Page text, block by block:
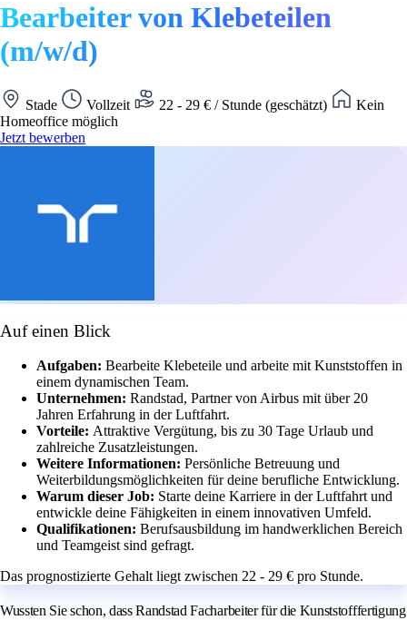
Bearbeiter von Klebeteilen
(m/w/d)
Stade Vollzeit 22 - 29 € / Stunde (geschätzt)
Kein
Homeoffice möglich
Jetzt bewerben
Auf einen Blick
Aufgaben: Bearbeite Klebeteile und arbeite mit Kunststoffen in
einem dynamischen Team.
Unternehmen: Randstad, Partner von Airbus mit über 20
Jahren Erfahrung in der Luftfahrt.
Vorteile: Attraktive Vergütung, bis zu 30 Tage Urlaub und
zahlreiche Zusatzleistungen.
Weitere Informationen: Persönliche Betreuung und
Weiterbildungsmöglichkeiten für deine berufliche Entwicklung.
Warum dieser Job: Starte deine Karriere in der Luftfahrt und
entwickle deine Fähigkeiten in einem innovativen Umfeld.
Qualifikationen: Berufsausbildung im handwerklichen Bereich
und Teamgeist sind gefragt.
Das prognostizierte Gehalt liegt zwischen 22 - 29 € pro Stunde.
Wussten Sie schon, dass Randstad Facharbeiter für die Kunststofffertigung